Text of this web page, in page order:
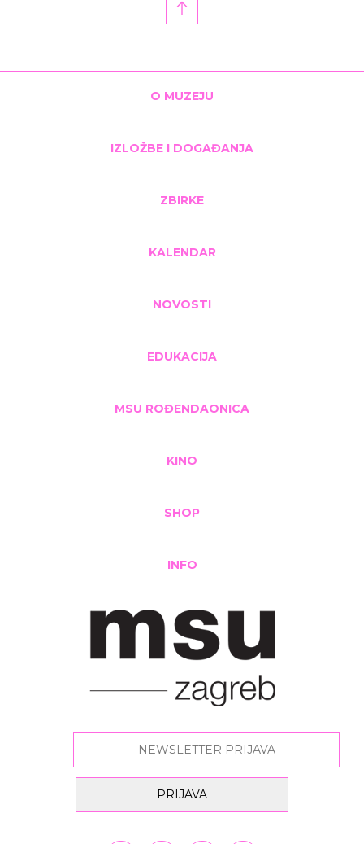
O MUZEJU
IZLOŽBE I DOGAĐANJA
ZBIRKE
KALENDAR
NOVOSTI
EDUKACIJA
MSU ROĐENDAONICA
KINO
SHOP
INFO